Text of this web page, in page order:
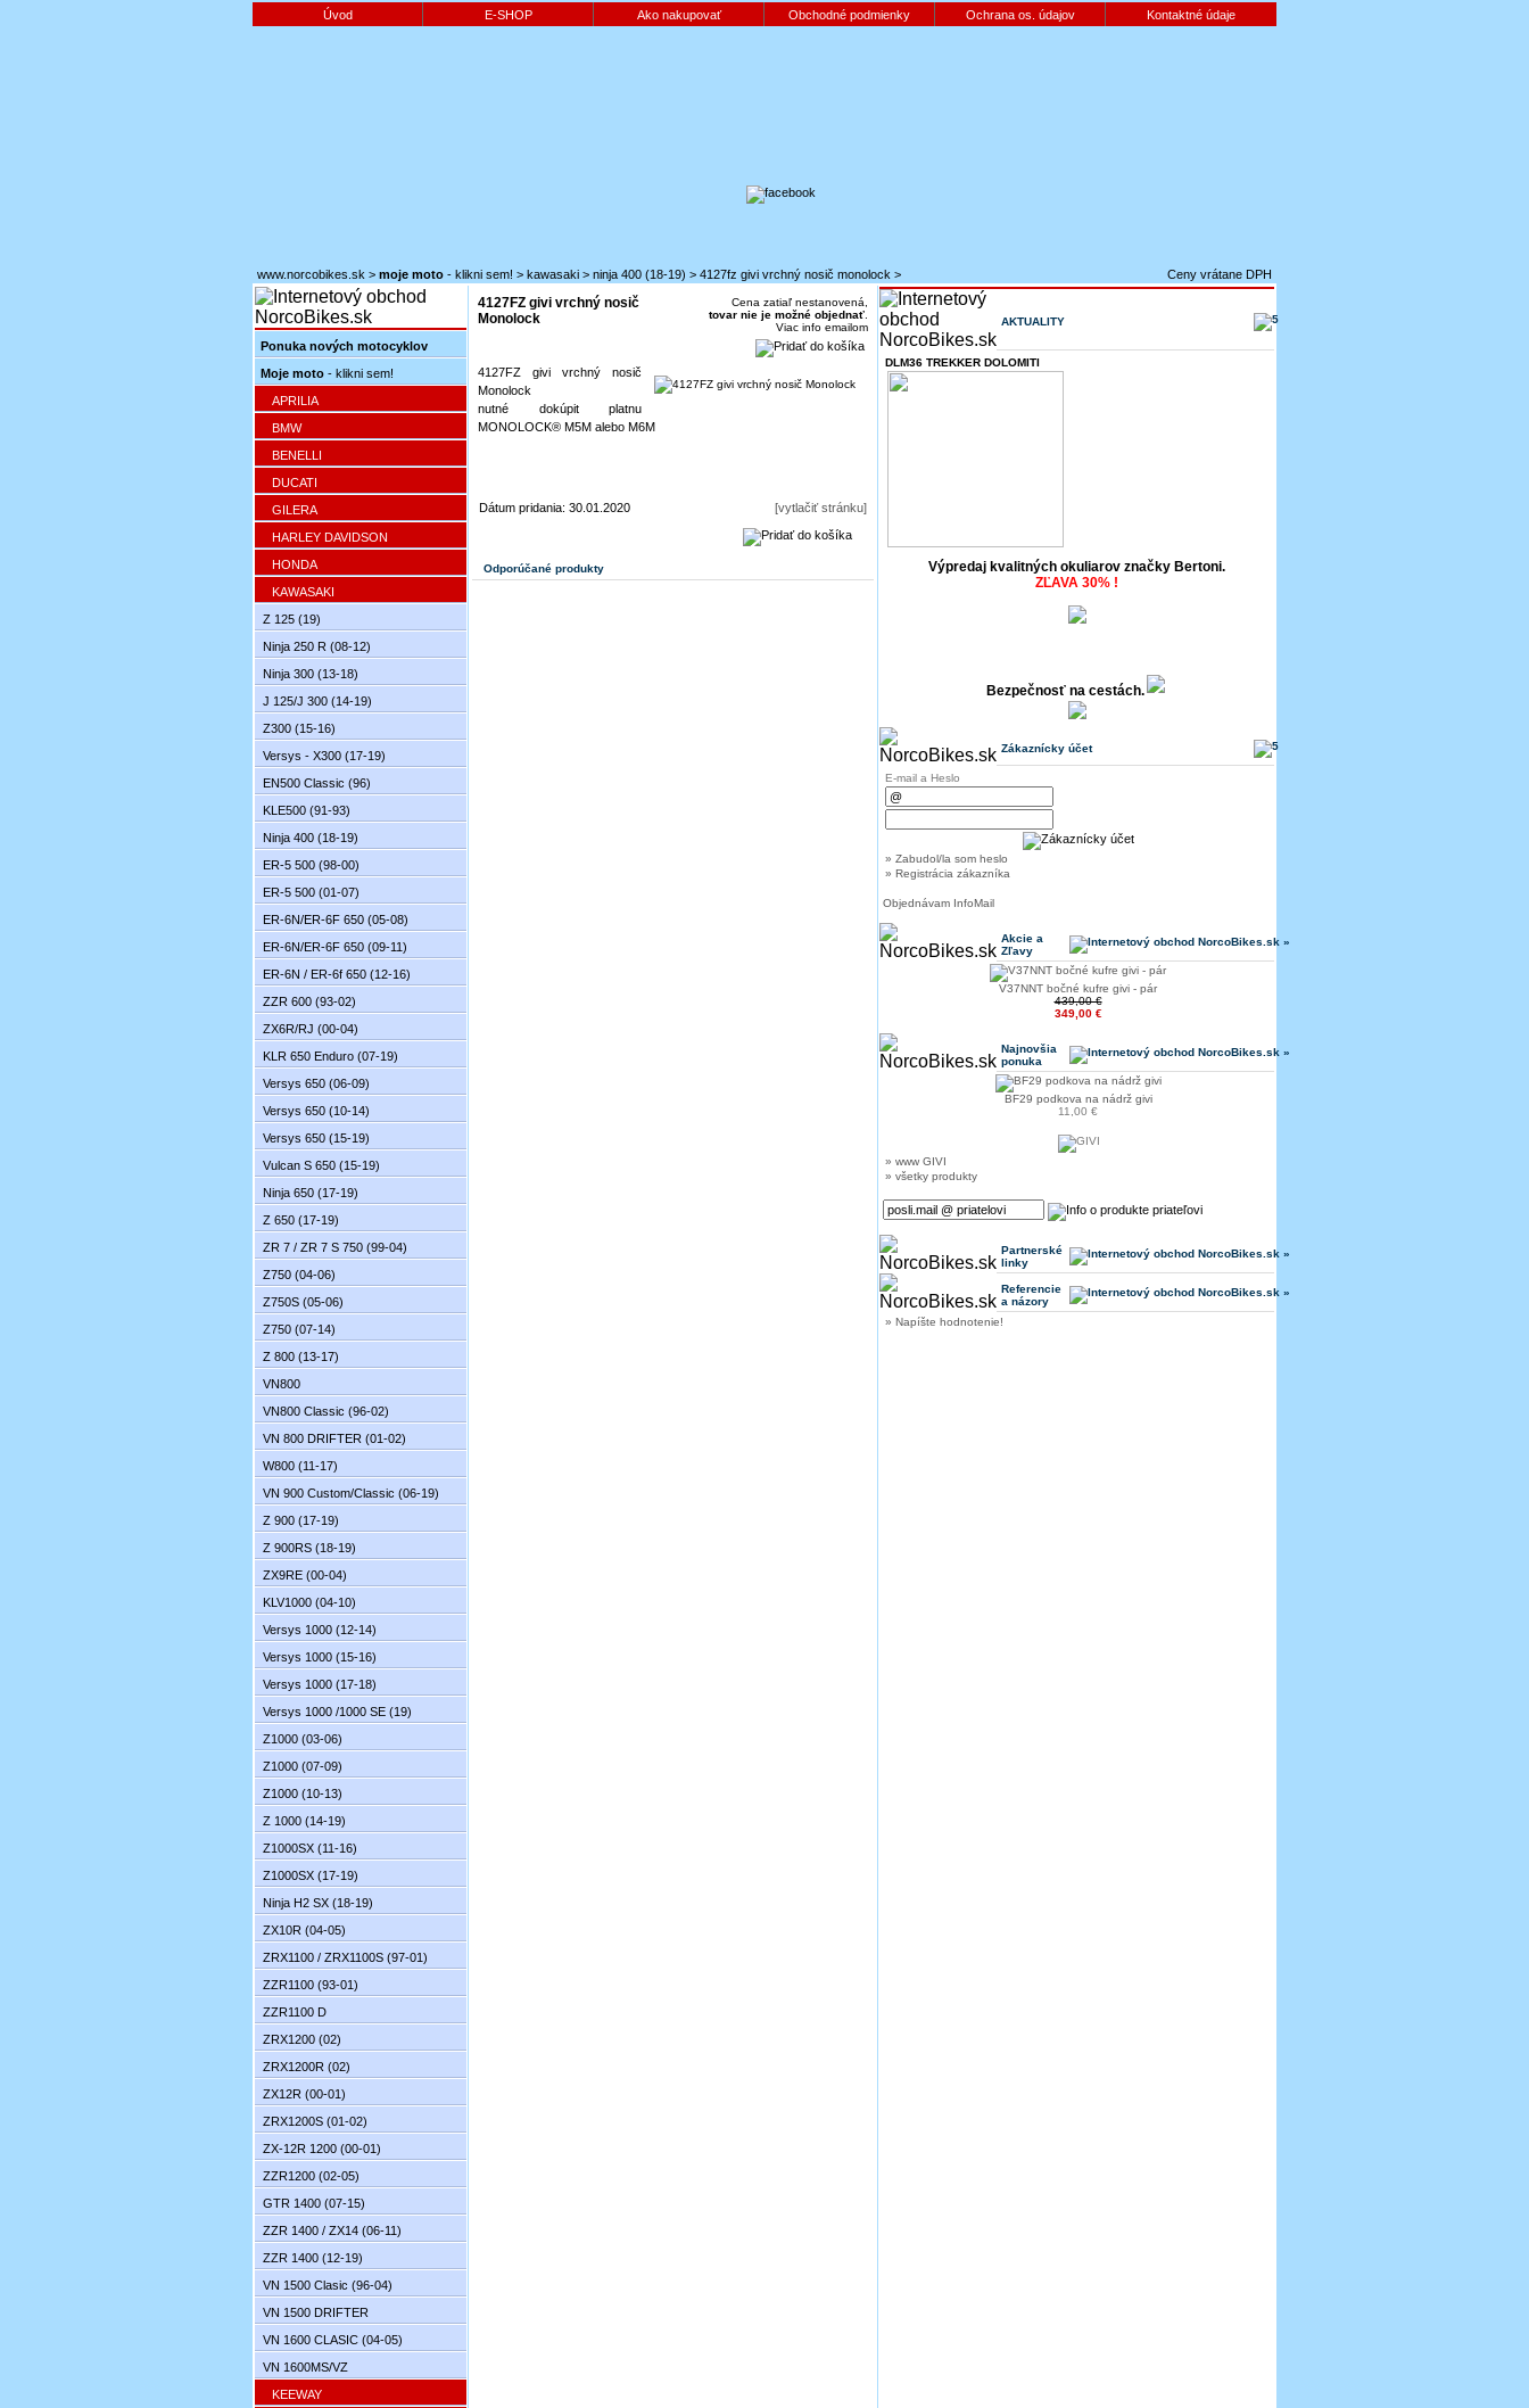
Úvod E-SHOP Ako nakupovať Obchodné podmienky Ochrana os. údajov Kontaktné údaje
www.norcobikes.sk > moje moto - klikni sem! > kawasaki > ninja 400 (18-19) > 4127fz givi vrchný nosič monolock > Ceny vrátane DPH
Ponuka nových motocyklov
Moje moto - klikni sem!
APRILIA
BMW
BENELLI
DUCATI
GILERA
HARLEY DAVIDSON
HONDA
KAWASAKI
Z 125 (19)
Ninja 250 R (08-12)
Ninja 300 (13-18)
J 125/J 300 (14-19)
Z300 (15-16)
Versys - X300 (17-19)
EN500 Classic (96)
KLE500 (91-93)
Ninja 400 (18-19)
ER-5 500 (98-00)
ER-5 500 (01-07)
ER-6N/ER-6F 650 (05-08)
ER-6N/ER-6F 650 (09-11)
ER-6N / ER-6f 650 (12-16)
ZZR 600 (93-02)
ZX6R/RJ (00-04)
KLR 650 Enduro (07-19)
Versys 650 (06-09)
Versys 650 (10-14)
Versys 650 (15-19)
Vulcan S 650 (15-19)
Ninja 650 (17-19)
Z 650 (17-19)
ZR 7 / ZR 7 S 750 (99-04)
Z750 (04-06)
Z750S (05-06)
Z750 (07-14)
Z 800 (13-17)
VN800
VN800 Classic (96-02)
VN 800 DRIFTER (01-02)
W800 (11-17)
VN 900 Custom/Classic (06-19)
Z 900 (17-19)
Z 900RS (18-19)
ZX9RE (00-04)
KLV1000 (04-10)
Versys 1000 (12-14)
Versys 1000 (15-16)
Versys 1000 (17-18)
Versys 1000 /1000 SE (19)
Z1000 (03-06)
Z1000 (07-09)
Z1000 (10-13)
Z 1000 (14-19)
Z1000SX (11-16)
Z1000SX (17-19)
Ninja H2 SX (18-19)
ZX10R (04-05)
ZRX1100 / ZRX1100S (97-01)
ZZR1100 (93-01)
ZZR1100 D
ZRX1200 (02)
ZRX1200R (02)
ZX12R (00-01)
ZRX1200S (01-02)
ZX-12R 1200 (00-01)
ZZR1200 (02-05)
GTR 1400 (07-15)
ZZR 1400 / ZX14 (06-11)
ZZR 1400 (12-19)
VN 1500 Clasic (96-04)
VN 1500 DRIFTER
VN 1600 CLASIC (04-05)
VN 1600MS/VZ
KEEWAY
4127FZ givi vrchný nosič
Monolock
Cena zatiaľ nestanovená,
tovar nie je možné objednať
Viac info emailom
4127FZ givi vrchný nosič
Monolock
nutné dokúpit platnu
MONOLOCK® M5M alebo M6M
Dátum pridania: 30.01.2020 [vytlačiť stránku]
Odporúčané produkty
AKTUALITY
DLM36 TREKKER DOLOMITI
Výpredaj kvalitných okuliarov značky Bertoni.
ZĽAVA 30% !
Bezpečnosť na cestách.
Zákaznícky účet
E-mail a Heslo
» Zabudol/la som heslo
» Registrácia zákazníka
Objednávam InfoMail
Akcie a
Zľavy
V37NNT bočné kufre givi - pár
439,00 €
349,00 €
Najnovšia
ponuka
BF29 podkova na nádrž givi
11,00 €
» www GIVI
» všetky produkty
Partnerské
linky
Referencie
a názory
» Napíšte hodnotenie!